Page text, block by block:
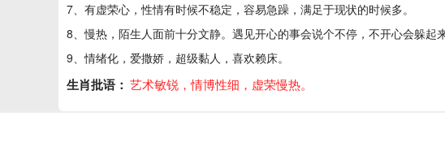
7、有虚荣心，性情有时候不稳定，容易急躁，满足于现状的时候多。
8、慢热，陌生人面前十分文静。遇见开心的事会说个不停，不开心会躲起来
9、情绪化，爱撒娇，超级黏人，喜欢赖床。
生肖批语： 艺术敏锐，情博性细，虚荣慢热。